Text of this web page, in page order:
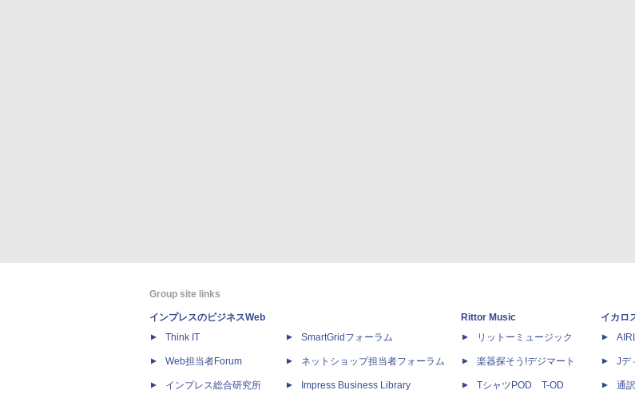
Group site links
インプレスのビジネスWeb
Think IT
Web担当者Forum
インプレス総合研究所
SmartGridフォーラム
ネットショップ担当者フォーラム
Impress Business Library
Rittor Music
リットーミュージック
楽器探そう!デジマート
TシャツPOD T-OD
イカロ
Jデ
通